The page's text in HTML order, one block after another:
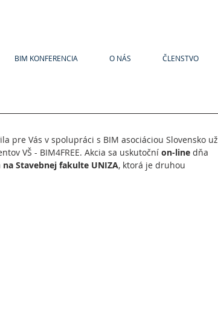
BIM KONFERENCIA O NÁS ČLENSTVO
pre Vás v spolupráci s BIM asociáciou Slovensko už
VŠ - BIM4FREE. Akcia sa uskutoční on-line dňa
na Stavebnej fakulte UNIZA, ktorá je druhou